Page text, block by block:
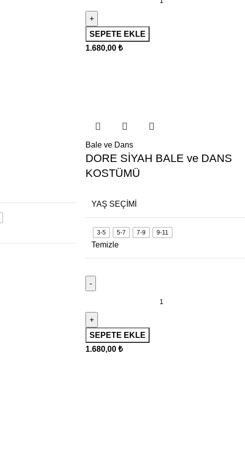
SEPETE EKLE
1.680,00 ₺
Bale ve Dans
DORE SİYAH BALE ve DANS
KOSTÜMÜ
YAŞ SEÇIMI
3-5 5-7 7-9 9-11
Temizle
SEPETE EKLE
1.680,00 ₺